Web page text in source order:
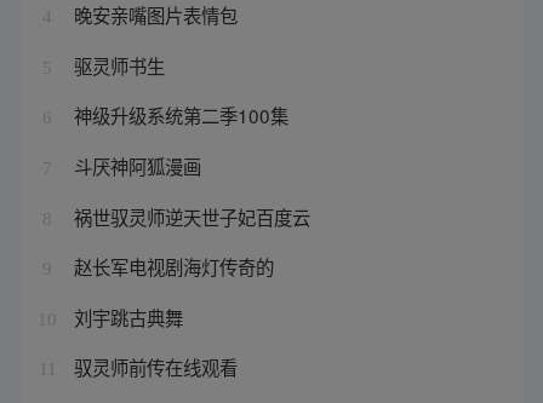
4 晚安亲嘴图片表情包
5 驱灵师书生
6 神级升级系统第二季100集
7 斗厌神阿狐漫画
8 祸世驭灵师逆天世子妃百度云
9 赵长军电视剧海灯传奇的
10 刘宇跳古典舞
驭灵师前传在线观看